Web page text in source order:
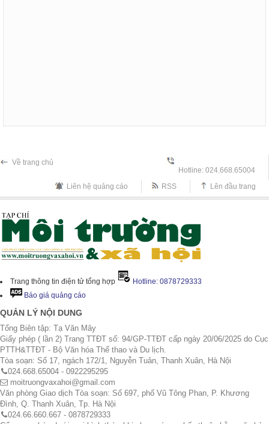
Về trang chủ
Hotline: 024.668.65004
Liên hệ quảng cáo
RSS Lên đầu trang
Trang thông tin điện tử tổng hợp
Hotline: 0878729333
Báo giá quảng cáo
QUẢN LÝ NỘI DUNG
Tổng Biên tập: Tạ Văn Mây
Giấy phép ( lần 2) Trang TTĐT số: 94/GP-TTĐT cấp ngày 20/06/2025 do Cục
PTTH&TTĐT - Bộ Văn hóa Thể thao và Du lịch.
Tòa soạn: Số 17, ngách 172/1, Nguyễn Tuân, Thanh Xuân, Hà Nội
024.668.65004 - 0922295295
moitruongvaxahoi@gmail.com
Văn phòng Giao dịch Tòa soạn: Số 697, phố Vũ Tông Phan, P. Khương
Đình, Q. Thanh Xuân, Tp. Hà Nội
024.66.660.667 - 0878729333